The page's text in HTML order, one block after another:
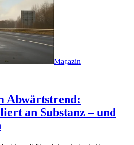
Magazin
Abwärtstrend:
an Substanz – und